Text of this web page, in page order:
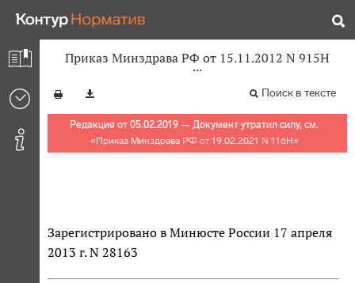
Приказ Минздрава РФ от 15.11.2012 N 915Н
Поиск в тексте
Редакция от 05.02.2019 — Документ утратил силу, см.
«Приказ Минздрава РФ от 19.02.2021 N 116Н»
Зарегистрировано в Минюсте России 17 апреля
2013 г. N 28163